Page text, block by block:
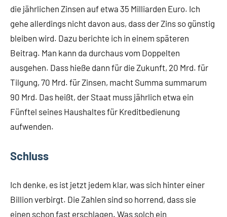
die jährlichen Zinsen auf etwa 35 Milliarden Euro. Ich
gehe allerdings nicht davon aus, dass der Zins so günstig
bleiben wird. Dazu berichte ich in einem späteren
Beitrag. Man kann da durchaus vom Doppelten
ausgehen. Dass hieße dann für die Zukunft, 20 Mrd. für
Tilgung, 70 Mrd. für Zinsen, macht Summa summarum
90 Mrd. Das heißt, der Staat muss jährlich etwa ein
Fünftel seines Haushaltes für Kreditbedienung
aufwenden.
Schluss
Ich denke, es ist jetzt jedem klar, was sich hinter einer
Billion verbirgt. Die Zahlen sind so horrend, dass sie
einen schon fast erschlagen. Was solch ein